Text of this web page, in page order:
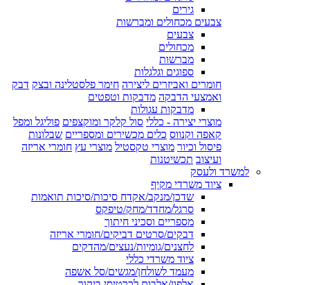
גירים
צבעים מכחולים ומברשות
צבעים
מכחולים
מברשות
ספוגים וגלגלות
חומרים ואביזרים ליצירה חימר פלסטלינה ובצק דבק
ואמצעי הדבקה מדבקות וטפטים
מדבקות עגולות
מוצרי יצירה - כללי סול קלקר ומוקצפים פוליגל ומפל
קאפה וקנווס כלים מכשירים ומספריים שבלונות
פיסול וכיור מוצרי טקסטיל מוצרי עץ חומרי אריזה
ועיצוב תכשיטנות
למשרד ולעסק
ציוד משרדי מקיף
שדכן/מנקב/אקדח סיכות/סיכות תואמות
סרגל/מחדד/מחק/טיפקס
מספריים וסכיני חיתוך
דבקים/סרטים דביקים/חומרי אריזה
לחצנים/גומיות/נעצים/מהדקים
ציוד משרדי כללי
מעמד לשולחן/מגשים/סל אשפה